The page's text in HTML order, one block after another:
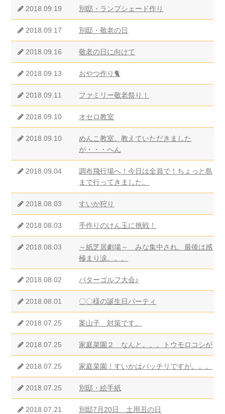
2018.09.19 別邸・ランプシェード作り
2018.09.17 別邸・敬老の日
2018.09.16 敬老の日に向けて
2018.09.13 おやつ作り🐈
2018.09.11 ファミリー敬老祭り！
2018.09.10 オセロ教室
2018.09.10
めんこ教室。教えていただきました
が・・・へん
2018.09.04
調布飛行場へ！今日は全員で！ちょっと島
まで行ってきました。
2018.08.03 すいか狩り
2018.08.03 手作りのけん玉に挑戦！
2018.08.03
～紙芝居劇場～ みな集中され、最後は感
極まり涙。。。
2018.08.02 パターゴルフ大会♪
2018.08.01 〇〇様の誕生日パーティ
2018.07.25 案山子 対策です。
2018.07.25 家庭菜園２ なんと。。。トウモロコシが
2018.07.25 家庭菜園！すいかはバッチリですが。。。
2018.07.25 別邸・絵手紙
2018.07.21 別邸7月20日 土用丑の日